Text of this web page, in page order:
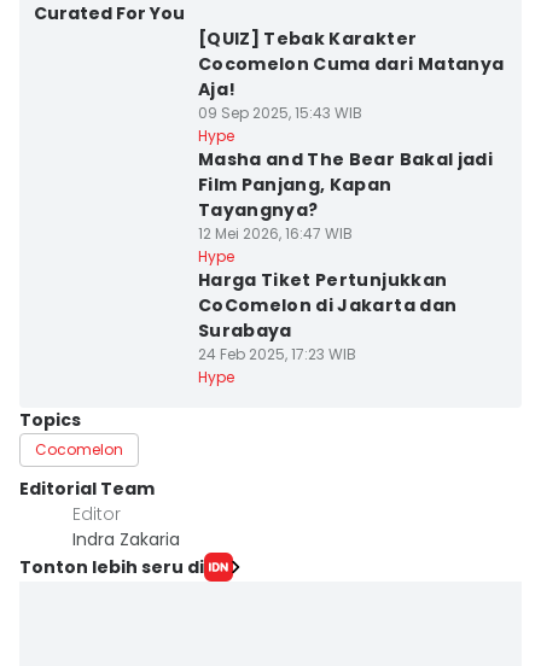
Curated For You
[QUIZ] Tebak Karakter
Cocomelon Cuma dari Matanya
Aja!
09 Sep 2025, 15:43 WIB
Hype
Masha and The Bear Bakal jadi
Film Panjang, Kapan
Tayangnya?
12 Mei 2026, 16:47 WIB
Hype
Harga Tiket Pertunjukkan
CoComelon di Jakarta dan
Surabaya
24 Feb 2025, 17:23 WIB
Hype
Topics
Cocomelon
Editorial Team
Editor
Indra Zakaria
Tonton lebih seru di